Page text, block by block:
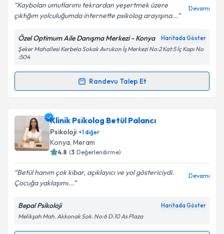
Kaybolan umutlarımı tekrardan yeşertmek üzere
çıktığım yolculuğumda internette psikolog arayışına...
Devamı
Özel Optimum Aile Danışma Merkezi - Konya Haritada Göster
Şeker Mahallesi Kerbela Sokak Avrukon İş Merkezi No:2 Kat:5 İç Kapı No
:504
Randevu Talep Et
Randevu Takvimi Talebi
Klinik Psikolog Fatih Uğuriçin randevu takvimi
talebi oluşturun. Size bu uzmandan randevu almanız
için bir takvim hazırlandığında e-posta ile
bilgilendireceğiz.
E-posta Adresiniz
Kişisel verilerimin işlenmesine ilişkin
Metni'ni okudum ve kişisel verilerimin belirtilen
Klinik Psikolog Betül Palancı
Psikoloji +1diğer
Konya, Meram
4.8 (3 Değerlendirme)
Betül hanım çok kibar, açıklayıcı ve yol göstericiydi.
Çocuğa yaklaşımı...
Devamı
Bepal Psikoloji Haritada Göster
Melikşah Mah. Akkonak Sok. No:6 D:10 As Plaza